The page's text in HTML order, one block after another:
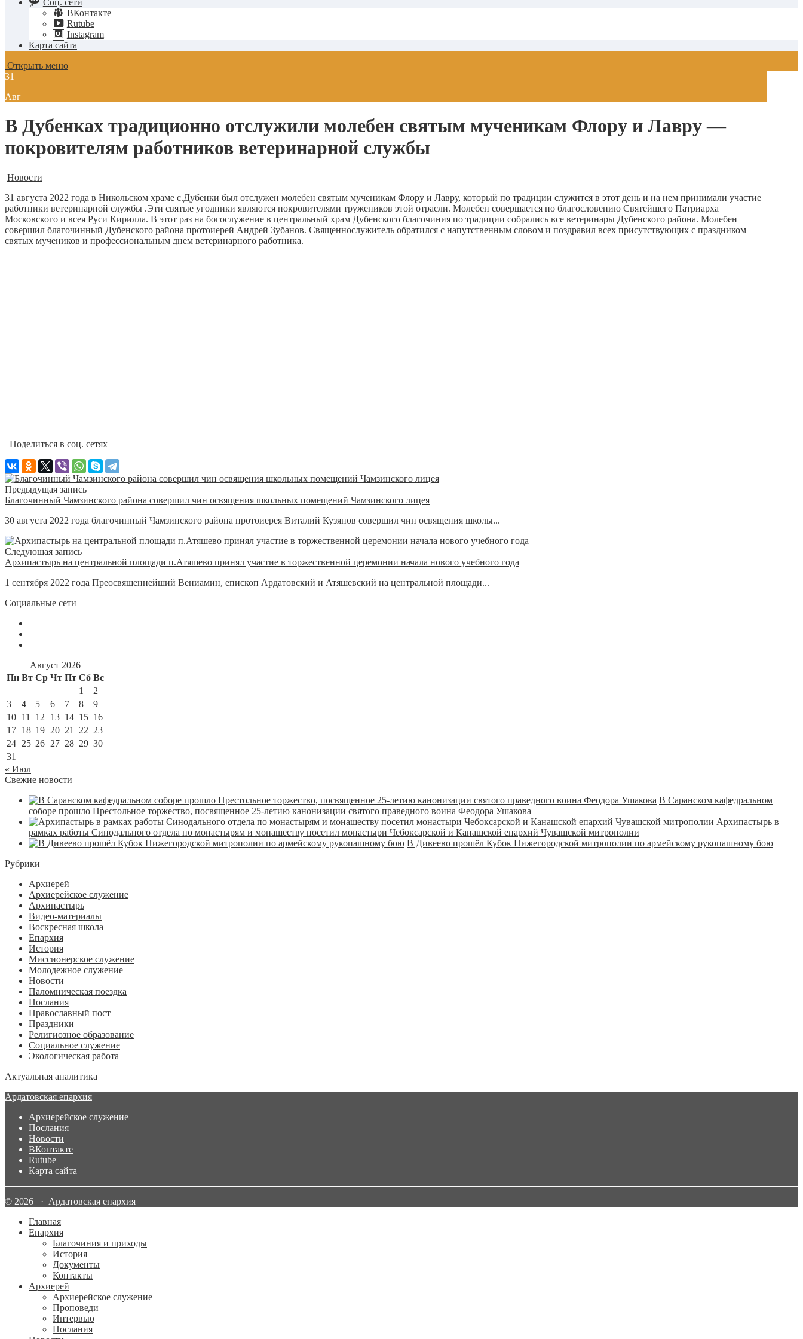
Соц. сети
ВКонтакте
Rutube
Instagram
Карта сайта
Открыть меню
31
Авг
В Дубенках традиционно отслужили молебен святым мученикам Флору и Лавру —
покровителям работников ветеринарной службы
Новости
31 августа 2022 года в Никольском храме с.Дубенки был отслужен молебен святым мученикам Флору и Лавру, который по традиции служится в этот день и на нем принимали участие
работники ветеринарной службы .Эти святые угодники являются покровителями тружеников этой отрасли. Молебен совершается по благословению Святейшего Патриарха
Московского и всея Руси Кирилла. В этот раз на богослужение в центральный храм Дубенского благочиния по традиции собрались все ветеринары Дубенского района. Молебен
совершил благочинный Дубенского района протоиерей Андрей Зубанов. Священнослужитель обратился с напутственным словом и поздравил всех присутствующих с праздником
святых мучеников и профессиональным днем ветеринарного работника.
Поделиться в соц. сетях
Предыдущая запись
Благочинный Чамзинского района совершил чин освящения школьных помещений Чамзинского лицея
30 августа 2022 года благочинный Чамзинского района протоиерея Виталий Кузянов совершил чин освящения школы...
Следующая запись
Архипастырь на центральной площади п.Атяшево принял участие в торжественной церемонии начала нового учебного года
1 сентября 2022 года Преосвященнейший Вениамин, епископ Ардатовский и Атяшевский на центральной площади...
Социальные сети
Август 2026
Пн Вт Ср Чт Пт Сб Вс
1
2
3
4 5 6 7 8
9
10 11 12 13 14 15 16
17 18 19 20 21 22 23
24 25 26 27 28 29 30
31
« Июл
Свежие новости
В Саранском кафедральном
соборе прошло Престольное торжество, посвященное 25-летию канонизации святого праведного воина Феодора Ушакова
Архипастырь в
рамках работы Синодального отдела по монастырям и монашеству посетил монастыри Чебоксарской и Канашской епархий Чувашской митрополии
В Дивеево прошёл Кубок Нижегородской митрополии по армейскому рукопашному бою
Рубрики
Архиерей
Архиерейское служение
Архипастырь
Видео-материалы
Воскресная школа
Епархия
История
Миссионерское служение
Молодежное служение
Новости
Паломническая поездка
Послания
Православный пост
Праздники
Религиозное образование
Социальное служение
Экологическая работа
Актуальная аналитика
Ардатовская епархия
Архиерейское служение
Послания
Новости
ВКонтакте
Rutube
Карта сайта
© 2026 · Ардатовская епархия
Главная
Епархия
Благочиния и приходы
История
Документы
Контакты
Архиерей
Архиерейское служение
Проповеди
Интервью
Послания